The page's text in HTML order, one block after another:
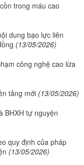
trong máu cao
dung bạo lực liên
(13/05/2026)
công nghệ cao lừa
tảng mới (13/05/2026)
BHXH tự nguyện
quy định của pháp
(13/05/2026)